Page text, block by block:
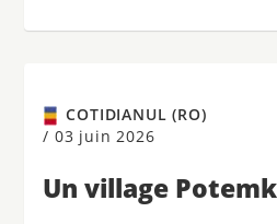
COTIDIANUL (RO)
/ 03 juin 2026
Un village